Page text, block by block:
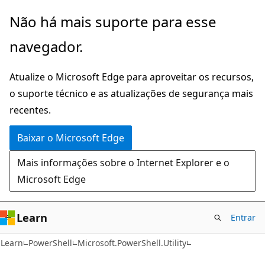
Pular
o
principal
Ignore
passe
a
navegação
na
página
Não há mais suporte para esse
navegador.
Atualize o Microsoft Edge para aproveitar os recursos,
o suporte técnico e as atualizações de segurança mais
recentes.
Baixar o Microsoft Edge
Mais informações sobre o Internet Explorer e o
Microsoft Edge
Learn Entrar
Learn PowerShell Microsoft.PowerShell.Utility